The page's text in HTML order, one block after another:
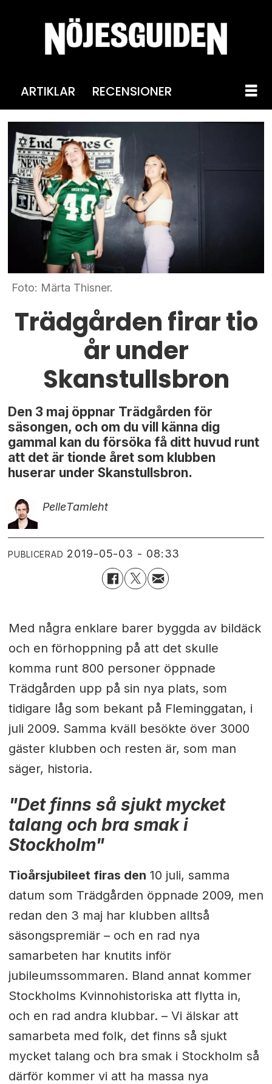
ARTIKLAR RECENSIONER
Foto: Märta Thisner.
Trädgården firar tio
år under
Skanstullsbron
Den 3 maj öppnar Trädgården för
säsongen, och om du vill känna dig
gammal kan du försöka få ditt huvud runt
att det är tionde året som klubben
huserar under Skanstullsbron.
PelleTamleht
PUBLICERAD 2019-05-03 - 08:33
Med några enklare barer byggda av bildäck
och en förhoppning på att det skulle
komma runt 800 personer öppnade
Trädgården upp på sin nya plats, som
tidigare låg som bekant på Fleminggatan, i
juli 2009. Samma kväll besökte över 3000
gäster klubben och resten är, som man
säger, historia.
"Det finns så sjukt mycket
talang och bra smak i
Stockholm"
Tioårsjubileet firas den 10 juli, samma
datum som Trädgården öppnade 2009, men
redan den 3 maj har klubben alltså
säsongspremiär – och en rad nya
samarbeten har knutits inför
jubileumssommaren. Bland annat kommer
Stockholms Kvinnohistoriska att flytta in,
och en rad andra klubbar. – Vi älskar att
samarbeta med folk, det finns så sjukt
mycket talang och bra smak i Stockholm så
därför kommer vi att ha massa nya